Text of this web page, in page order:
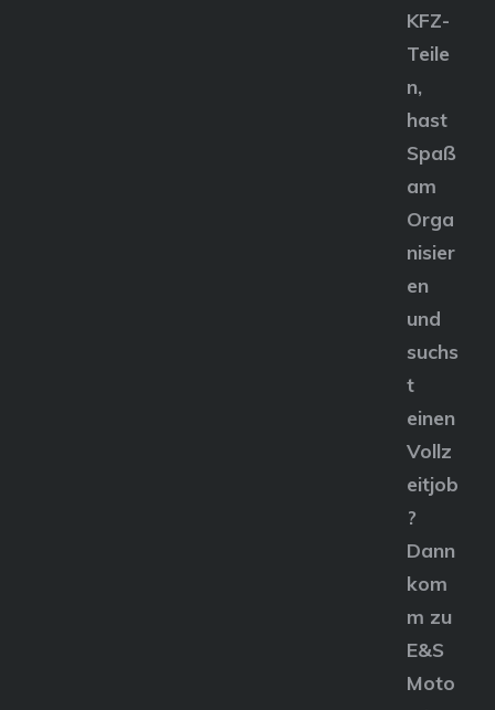
KFZ-
Teile
n,
hast
Spaß
am
Orga
nisier
en
und
suchs
t
einen
Vollz
eitjob
?
Dann
kom
m zu
E&S
Moto